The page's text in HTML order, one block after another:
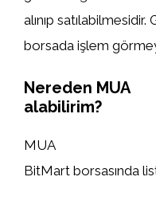
alınıp
borsada işlem
Nereden MUA
alabilirim?
MUA
BitMart borsasında